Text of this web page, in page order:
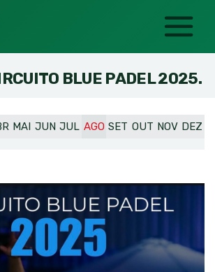
BLUE PADEL 2025.
MAI JUN JUL AGO SET OUT NOV DEZ